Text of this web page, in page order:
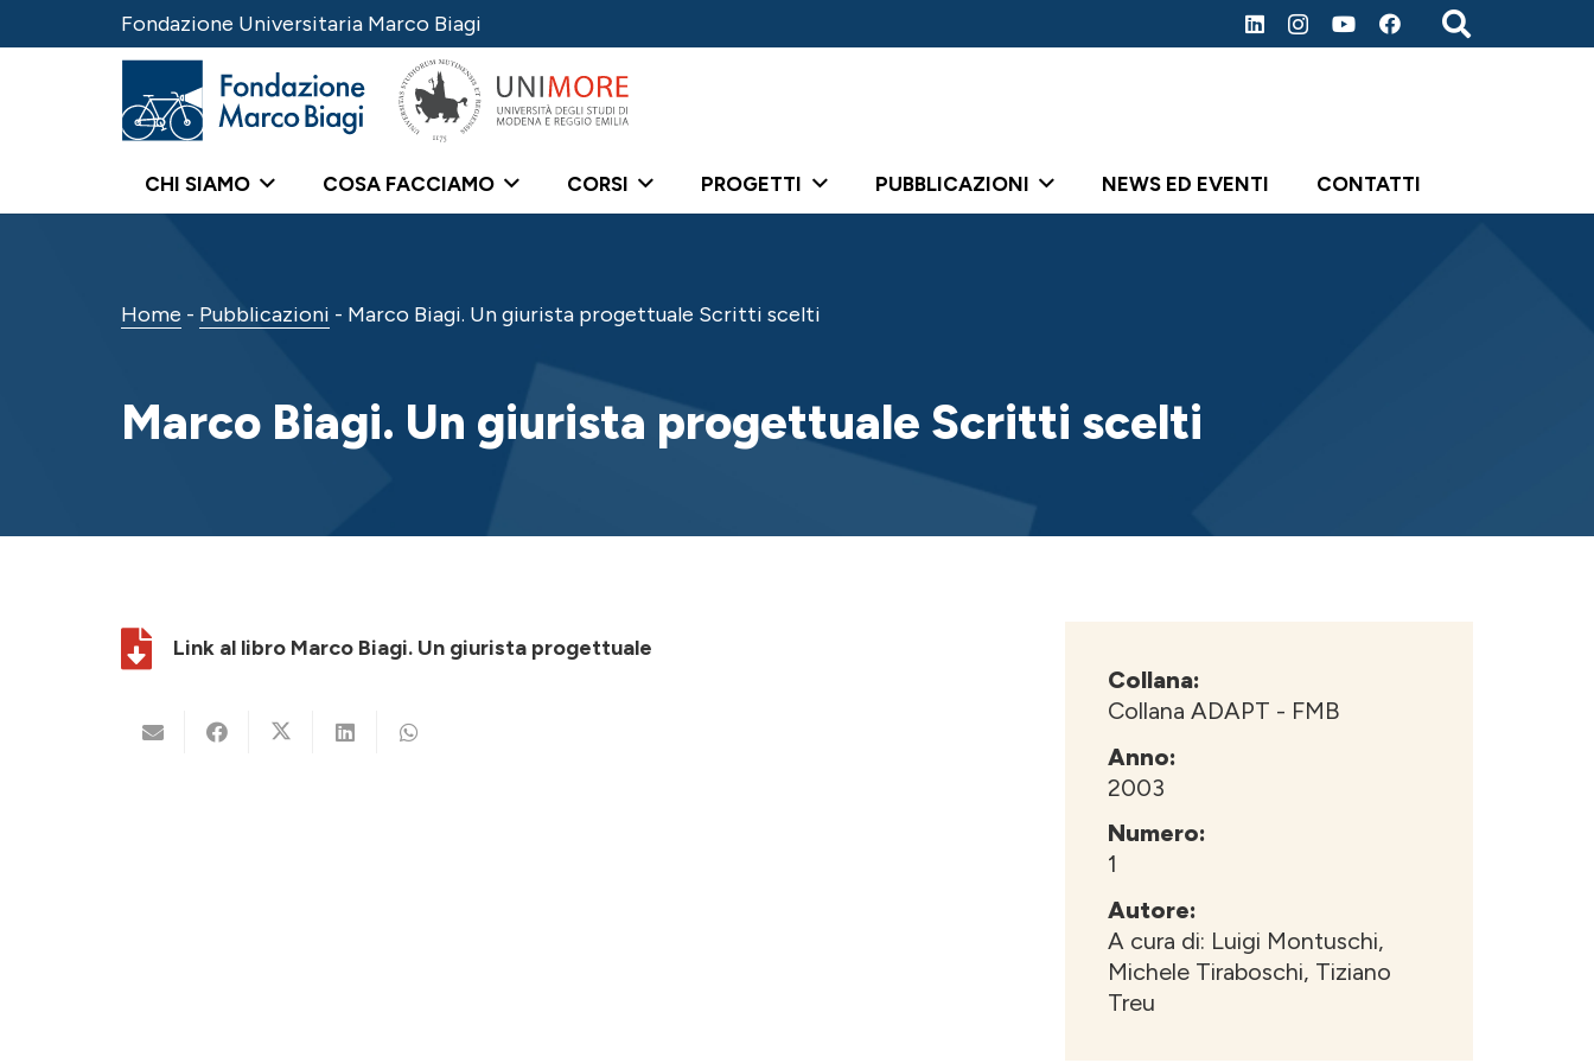
Fondazione Universitaria Marco Biagi
CHI SIAMO COSA FACCIAMO CORSI PROGETTI PUBBLICAZIONI NEWS ED EVENTI CONTATTI
Home - Pubblicazioni - Marco Biagi. Un giurista progettuale Scritti scelti
Marco Biagi. Un giurista progettuale Scritti scelti
Link al libro Marco Biagi. Un giurista progettuale
Collana:
Collana ADAPT - FMB
Anno:
2003
Numero:
1
Autore:
A cura di: Luigi Montuschi,
Michele Tiraboschi, Tiziano
Treu